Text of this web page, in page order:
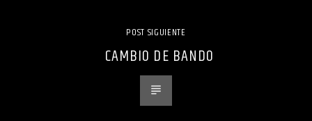
POST SIGUIENTE
CAMBIO DE BANDO